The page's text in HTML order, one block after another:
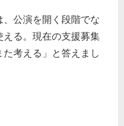
公演を開く段階でな
える。現在の支援募集
考える」と答えまし